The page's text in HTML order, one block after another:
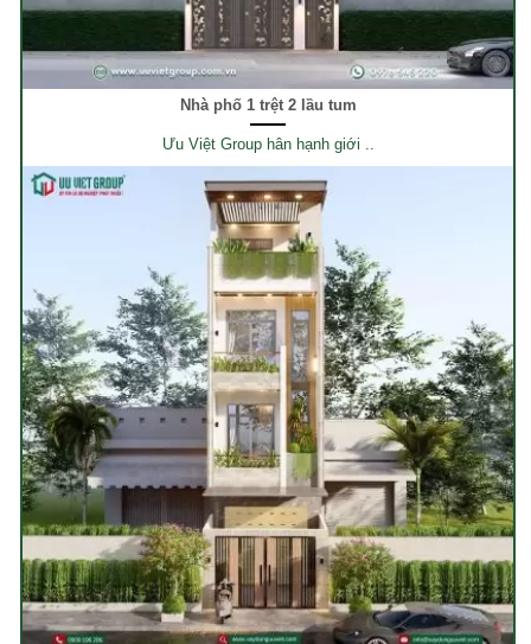
Nhà phố 1 trệt 2 lầu tum
Ưu Việt Group hân hạnh giới ..